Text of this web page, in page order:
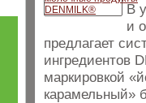
В
и
предлагает
ингредиентов
маркировкой
карамельный»